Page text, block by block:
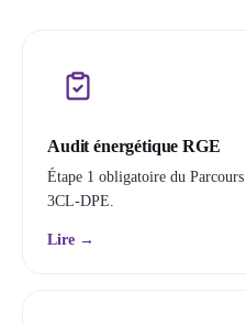
Audit énergétique RGE
Étape 1 obligatoire du
3CL-DPE.
Lire →